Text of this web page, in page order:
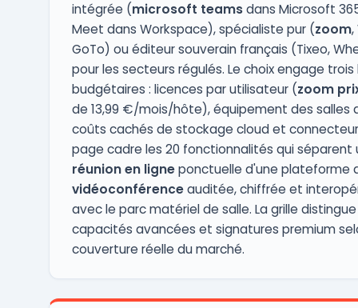
intégrée (microsoft teamsdans Microsoft
Meet dans Workspace), spécialiste pur (zoom,
GoTo) ou éditeur souverain français (Tixeo,
pour les secteurs régulés. Le choix engage trois
budgétaires : licences par utilisateur (zoom
de 13,99 €/mois/hôte), équipement des salles
coûts cachés de stockage cloud et
page cadre les 20 fonctionnalités qui séparent
réunion en ligneponctuelle d'une plateforme
vidéoconférenceauditée, chiffrée et
avec le parc matériel de salle. La grille
capacités avancées et signatures premium
couverture réelle du marché.